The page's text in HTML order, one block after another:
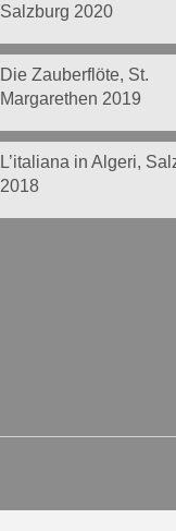
Salzburg 2020
Die Zauberflöte, St.
Margarethen 2019
L’italiana in Algeri,
2018